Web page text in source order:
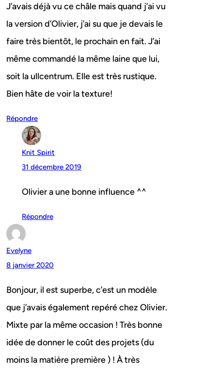
J’avais déjà vu ce châle mais quand j’ai vu
la version d’Olivier, j’ai su que je devais le
faire très bientôt, le prochain en fait. J’ai
même commandé la même laine que lui,
soit la ullcentrum. Elle est très rustique.
Bien hâte de voir la texture!
Répondre
Knit Spirit
31 décembre 2019
Olivier a une bonne influence ^^
Répondre
Evelyne
8 janvier 2020
Bonjour, il est superbe, c’est un modèle
que j’avais également repéré chez Olivier.
Mixte par la même occasion ! Très bonne
idée de donner le coût des projets (du
moins la matière première ) ! À très